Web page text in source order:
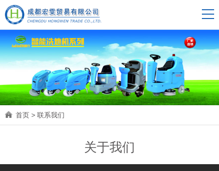
首页 > 联系我们
关于我们